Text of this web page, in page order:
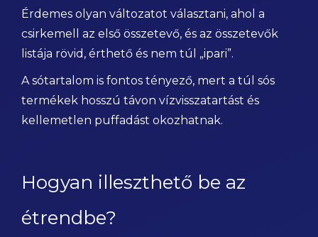
Érdemes olyan változatot választani, ahol a
csirkemell az első összetevő, és az összetevők
listája rövid, érthető és nem túl „ipari”.
A sótartalom is fontos tényező, mert a túl sós
termékek hosszú távon vízvisszatartást és
kellemetlen puffadást okozhatnak.
Hogyan illeszthető be az
étrendbe?